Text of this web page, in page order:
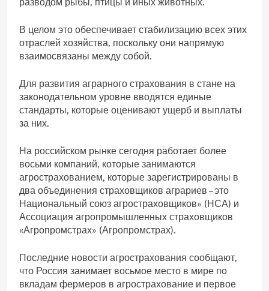
разводом рыбы, птицы и иных животных.
В целом это обеспечивает стабилизацию всех этих
отраслей хозяйства, поскольку они напрямую
взаимосвязаны между собой.
Для развития аграрного страхования в стане на
законодательном уровне вводятся единые
стандарты, которые оценивают ущерб и выплаты
за них.
На российском рынке сегодня работает более
восьми компаний, которые занимаются
агрострахованием, которые зарегистрированы в
два объединения страховщиков аграриев – это
Национальный союз агростраховщиков» (НСА) и
Ассоциация агропромышленных страховщиков
«Агропромстрах» (Агропромстрах).
Последние новости агрострахования сообщают,
что Россия занимает восьмое место в мире по
вкладам фермеров в агрострахование и первое